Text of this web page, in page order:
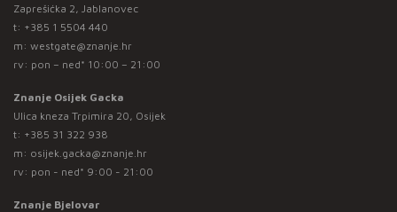
Zaprešićka 2, Jablanovec
t: +385 1 5504 440
m: westgate@znanje.hr
rv: pon – ned* 10:00 – 21:00
Znanje Osijek Gacka
Ulica kneza Trpimira 20, Osijek
t: +385 31 322 938
m: osijek.gacka@znanje.hr
rv: pon - ned* 9:00 - 21:00
Znanje Bjelovar